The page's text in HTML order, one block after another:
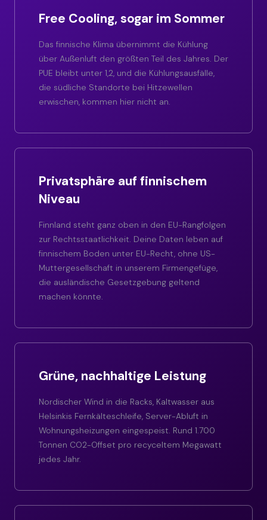
Free Cooling, sogar im Sommer
Das finnische Klima übernimmt die Kühlung
über Außenluft den größten Teil des Jahres. Der
PUE bleibt unter 1,2, und die Kühlungsausfälle,
die südliche Standorte bei Hitzewellen
erwischen, kommen hier nicht an.
Privatsphäre auf finnischem
Niveau
Finnland steht ganz oben in den EU-Rangfolgen
zur Rechtsstaatlichkeit. Deine Daten leben auf
finnischem Boden unter EU-Recht, ohne US-
Muttergesellschaft in unserem Firmengefüge,
die ausländische Gesetzgebung geltend
machen könnte.
Grüne, nachhaltige Leistung
Nordischer Wind in die Racks, Kaltwasser aus
Helsinkis Fernkälteschleife, Server-Abluft in
Wohnungsheizungen eingespeist. Rund 1.700
Tonnen CO2-Offset pro recyceltem Megawatt
jedes Jahr.